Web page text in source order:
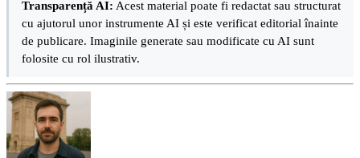
Transparență AI: Acest material poate fi redactat sau structurat
cu ajutorul unor instrumente AI și este verificat editorial înainte
de publicare. Imaginile generate sau modificate cu AI sunt
folosite cu rol ilustrativ.